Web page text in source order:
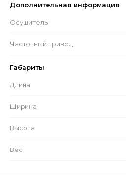
Дополнительная информация
Осушитель
Частотный привод
Габариты
Длина
Ширина
Высота
Вес